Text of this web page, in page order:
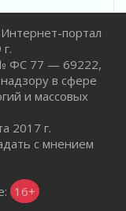
портал
№ ФС 77 — 69222,
в сфере
и массовых
2017 г.
с мнением
16+